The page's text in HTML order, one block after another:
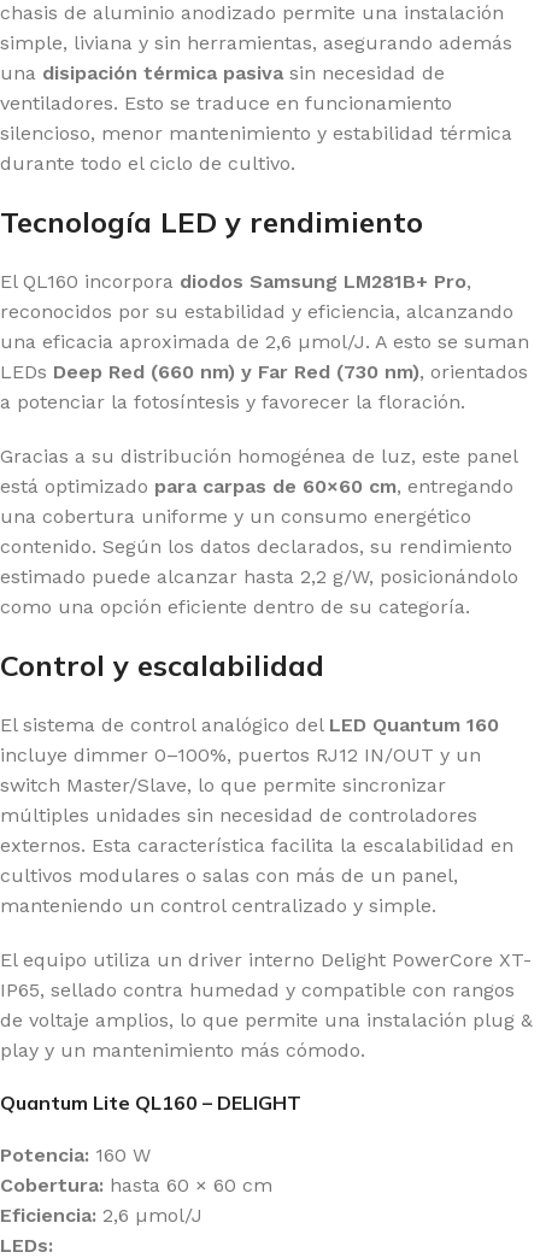
chasis de aluminio anodizado permite una instalación
simple, liviana y sin herramientas, asegurando además
una disipación térmica pasiva sin necesidad de
ventiladores. Esto se traduce en funcionamiento
silencioso, menor mantenimiento y estabilidad térmica
durante todo el ciclo de cultivo.
Tecnología LED y rendimiento
El QL160 incorpora diodos Samsung LM281B+ Pro,
reconocidos por su estabilidad y eficiencia, alcanzando
una eficacia aproximada de 2,6 µmol/J. A esto se suman
LEDs Deep Red (660 nm) y Far Red (730 nm), orientados
a potenciar la fotosíntesis y favorecer la floración.
Gracias a su distribución homogénea de luz, este panel
está optimizado para carpas de 60×60 cm, entregando
una cobertura uniforme y un consumo energético
contenido. Según los datos declarados, su rendimiento
estimado puede alcanzar hasta 2,2 g/W, posicionándolo
como una opción eficiente dentro de su categoría.
Control y escalabilidad
El sistema de control analógico del LED Quantum 160
incluye dimmer 0–100%, puertos RJ12 IN/OUT y un
switch Master/Slave, lo que permite sincronizar
múltiples unidades sin necesidad de controladores
externos. Esta característica facilita la escalabilidad en
cultivos modulares o salas con más de un panel,
manteniendo un control centralizado y simple.
El equipo utiliza un driver interno Delight PowerCore XT-
IP65, sellado contra humedad y compatible con rangos
de voltaje amplios, lo que permite una instalación plug &
play y un mantenimiento más cómodo.
Quantum Lite QL160 – DELIGHT
Potencia: 160 W
Cobertura: hasta 60 × 60 cm
Eficiencia: 2,6 µmol/J
LEDs: